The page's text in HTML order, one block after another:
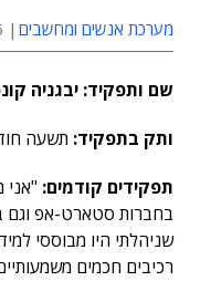
מערכת אנשים ומחשבים
שם ותפקיד: יבגניה
ותק בתפקיד: תשעה
תפקידים קודמים: "אני
בחברות סטארט-אפ וגם
שניהלתי היו מבוססי
רכיבים חכמים